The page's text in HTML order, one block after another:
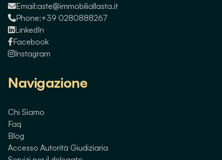
Email:aste@immobiliallasta.it
Phone:+39 0280888267
LinkedIn
Facebook
Instagram
Navigazione
Chi Siamo
Faq
Blog
Accesso Autorità Giudiziaria